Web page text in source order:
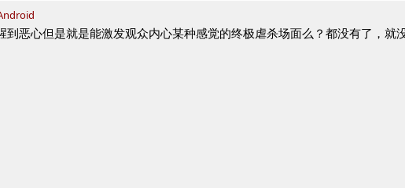
到恶心但是就是能激发观众内心某种感觉的终极虐杀场面么？都没有了，就